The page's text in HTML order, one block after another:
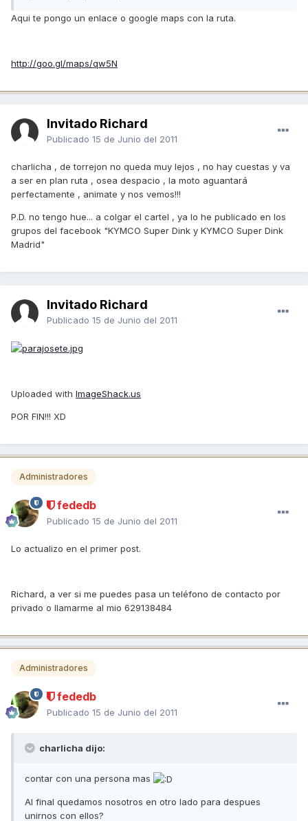
Aqui te pongo un enlace o google maps con la ruta.
http://goo.gl/maps/qw5N
Invitado Richard
Publicado 15 de Junio del 2011
charlicha , de torrejon no queda muy lejos , no hay cuestas y va
a ser en plan ruta , osea despacio , la moto aguantará
perfectamente , animate y nos vemos!!!
P.D. no tengo hue... a colgar el cartel , ya lo he publicado en los
grupos del facebook "KYMCO Super Dink y KYMCO Super Dink
Madrid"
Invitado Richard
Publicado 15 de Junio del 2011
Uploaded with ImageShack.us
POR FIN!!! XD
Administradores
fededb
Publicado 15 de Junio del 2011
Lo actualizo en el primer post.
Richard, a ver si me puedes pasa un teléfono de contacto por
privado o llamarme al mio 629138484
Administradores
fededb
Publicado 15 de Junio del 2011
charlicha dijo:
contar con una persona mas
Al final quedamos nosotros en otro lado para despues
unirnos con ellos?